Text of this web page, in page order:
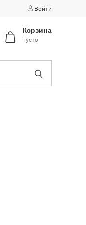
Войти
Корзина
пусто